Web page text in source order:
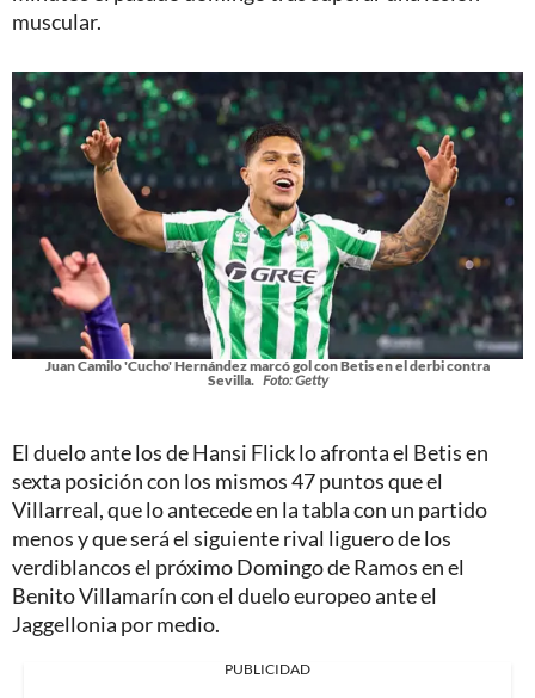
muscular.
Juan Camilo 'Cucho' Hernández marcó gol con Betis en el derbi contra
Sevilla. Foto: Getty
El duelo ante los de Hansi Flick lo afronta el Betis en
sexta posición con los mismos 47 puntos que el
Villarreal, que lo antecede en la tabla con un partido
menos y que será el siguiente rival liguero de los
verdiblancos el próximo Domingo de Ramos en el
Benito Villamarín con el duelo europeo ante el
Jaggellonia por medio.
PUBLICIDAD